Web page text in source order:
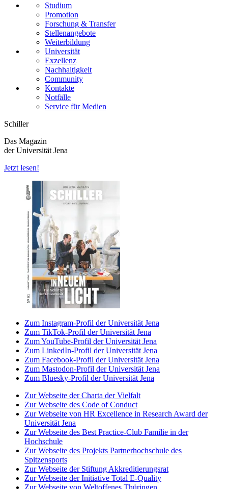
Studium
Promotion
Forschung & Transfer
Stellenangebote
Weiterbildung
Universität
Exzellenz
Nachhaltigkeit
Community
Kontakte
Notfälle
Service für Medien
Schiller
Das Magazin
der Universität Jena
Jetzt lesen!
Zum Instagram-Profil der Universität Jena
Zum TikTok-Profil der Universität Jena
Zum YouTube-Profil der Universität Jena
Zum LinkedIn-Profil der Universität Jena
Zum Facebook-Profil der Universität Jena
Zum Mastodon-Profil der Universität Jena
Zum Bluesky-Profil der Universität Jena
Zur Webseite der Charta der Vielfalt
Zur Webseite des Code of Conduct
Zur Webseite von HR Excellence in Research Award der
Universität Jena
Zur Webseite des Best Practice-Club Familie in der
Hochschule
Zur Webseite des Projekts Partnerhochschule des
Spitzensports
Zur Webseite der Stiftung Akkreditierungsrat
Zur Webseite der Initiative Total E-Quality
Zur Webseite von Weltoffenes Thüringen